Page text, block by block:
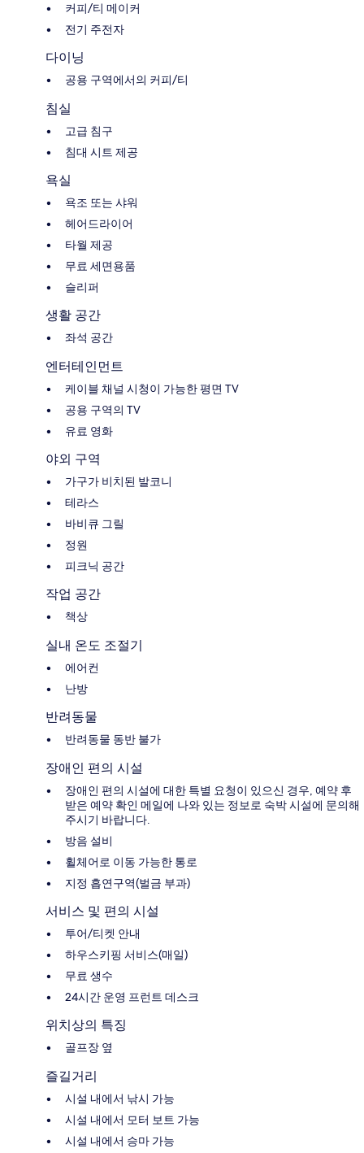
커피/티 메이커
전기 주전자
다이닝
공용 구역에서의 커피/티
침실
고급 침구
침대 시트 제공
욕실
욕조 또는 샤워
헤어드라이어
타월 제공
무료 세면용품
슬리퍼
생활 공간
좌석 공간
엔터테인먼트
케이블 채널 시청이 가능한 평면 TV
공용 구역의 TV
유료 영화
야외 구역
가구가 비치된 발코니
테라스
바비큐 그릴
정원
피크닉 공간
작업 공간
책상
실내 온도 조절기
에어컨
난방
반려동물
반려동물 동반 불가
장애인 편의 시설
장애인 편의 시설에 대한 특별 요청이 있으신 경우, 예약 후
받은 예약 확인 메일에 나와 있는 정보로 숙박 시설에 문의해
주시기 바랍니다.
방음 설비
휠체어로 이동 가능한 통로
지정 흡연구역(벌금 부과)
서비스 및 편의 시설
투어/티켓 안내
하우스키핑 서비스(매일)
무료 생수
24시간 운영 프런트 데스크
위치상의 특징
골프장 옆
즐길거리
시설 내에서 낚시 가능
시설 내에서 모터 보트 가능
시설 내에서 승마 가능